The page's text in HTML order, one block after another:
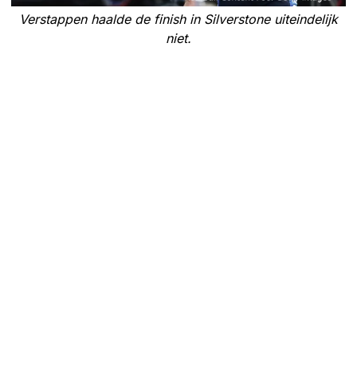
Verstappen haalde de finish in Silverstone uiteindelijk
niet.